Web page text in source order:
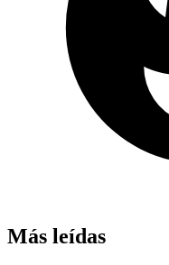
Más leídas